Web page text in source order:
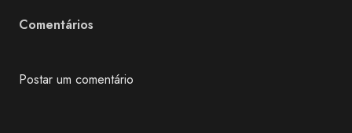
Comentários
Postar um comentário